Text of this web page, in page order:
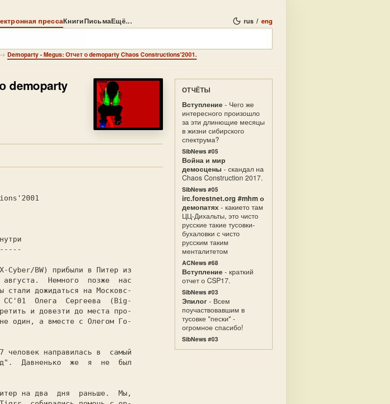
прессаКнигиПисьмаЕщё... rus / eng
→ Demoparty - Megus: Отчет о demoparty Chaos Constructions'2001.
demoparty
ОТЧЁТЫ
Вступление - Чего же
интересного произошло
за эти длинющие месяцы
в жизни сибирского
спектрума?
SibNews #05
Война и мир
демосцены - скандал на
Chaos Construction 2017.
SibNews #05
irc.forestnet.org #mhm о
демопатях - какието там
ЦЦ-Дихальты, это чисто
русские такие тусовки-
бухаловки с чисто
русским таким
менталитетом
ACNews #68
Вступление - краткий
отчет о CSP17.
SibNews #03
Эпилог - Всем
поучаствовавшим в
тусовке "пески" -
огромное спасибо!
SibNews #03